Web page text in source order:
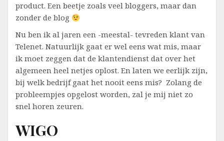
product. Een beetje zoals veel bloggers, maar dan
zonder de blog
Nu ben ik al jaren een -meestal- tevreden klant van
Telenet. Natuurlijk gaat er wel eens wat mis, maar
ik moet zeggen dat de klantendienst dat over het
algemeen heel netjes oplost. En laten we eerlijk zijn,
bij welk bedrijf gaat het nooit eens mis? Zolang de
probleempjes opgelost worden, zal je mij niet zo
snel horen zeuren.
WIGO